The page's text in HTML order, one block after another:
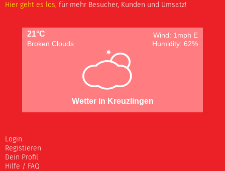
Hier geht es los, für mehr Besucher, Kunden und Umsatz!
21°C
Wind: 1mph E
Broken Clouds
Humidity: 62%
Wetter in Kreuzlingen
Login
Registieren
Dein Profil
Hilfe / FAQ